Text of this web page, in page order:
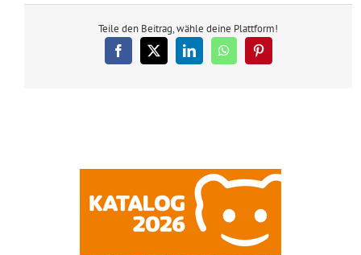
Teile den Beitrag, wähle deine Plattform!
Facebook
X LinkedInWhatsAppPinterest